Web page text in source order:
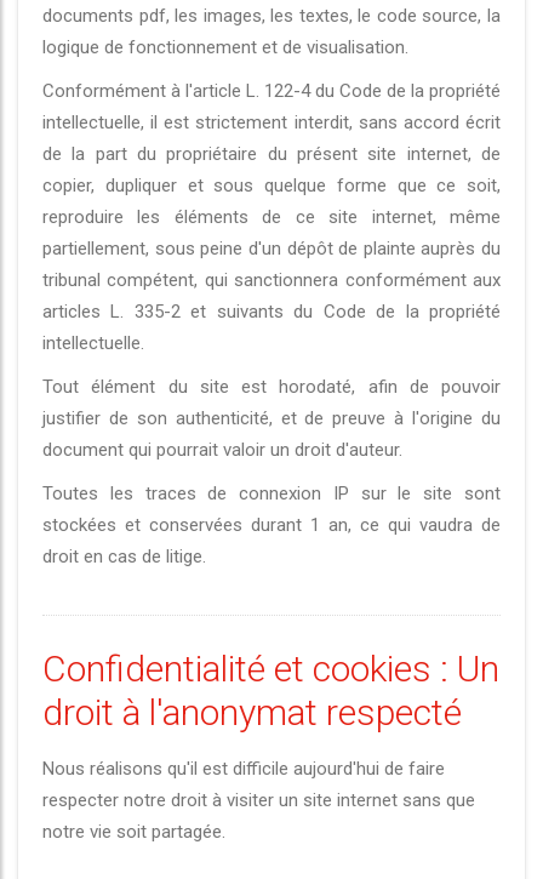
documents pdf, les images, les textes, le code source, la
logique de fonctionnement et de visualisation.
Conformément à l'article L. 122-4 du Code de la propriété
intellectuelle, il est strictement interdit, sans accord écrit
de la part du propriétaire du présent site internet, de
copier, dupliquer et sous quelque forme que ce soit,
reproduire les éléments de ce site internet, même
partiellement, sous peine d'un dépôt de plainte auprès du
tribunal compétent, qui sanctionnera conformément aux
articles L. 335-2 et suivants du Code de la propriété
intellectuelle.
Tout élément du site est horodaté, afin de pouvoir
justifier de son authenticité, et de preuve à l'origine du
document qui pourrait valoir un droit d'auteur.
Toutes les traces de connexion IP sur le site sont
stockées et conservées durant 1 an, ce qui vaudra de
droit en cas de litige.
Confidentialité et cookies : Un
droit à l'anonymat respecté
Nous réalisons qu'il est difficile aujourd'hui de faire
respecter notre droit à visiter un site internet sans que
notre vie soit partagée.